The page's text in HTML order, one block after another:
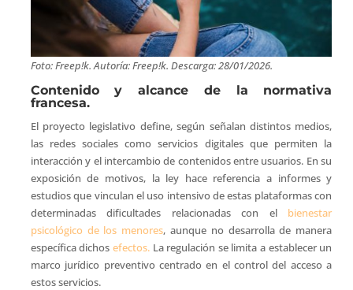
Foto: Freep!k. Autoría: Freep!k. Descarga: 28/01/2026.
Contenido y alcance de la normativa
francesa.
El proyecto legislativo define, según señalan distintos medios,
las redes sociales como servicios digitales que permiten la
interacción y el intercambio de contenidos entre usuarios. En su
exposición de motivos, la ley hace referencia a informes y
estudios que vinculan el uso intensivo de estas plataformas con
determinadas dificultades relacionadas con el bienestar
psicológico de los menores, aunque no desarrolla de manera
específica dichos efectos. La regulación se limita a establecer un
marco jurídico preventivo centrado en el control del acceso a
estos servicios.